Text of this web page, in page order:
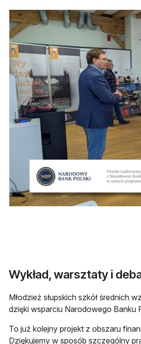
Wykład, warsztaty i
Młodzież słupskich szkół średnich
dzięki wsparciu Narodowego Banku
To już kolejny projekt z obszaru
Dziękujemy w sposób szczególny